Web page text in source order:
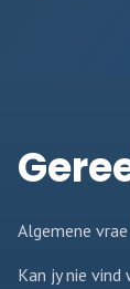
Algemene
Kan jy nie vind